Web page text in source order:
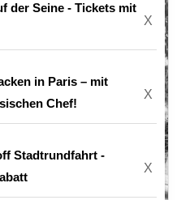
der Seine - Tickets mit
X
in Paris – mit
Chef!
X
Stadtrundfahrt -
X